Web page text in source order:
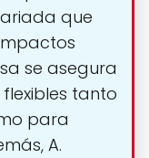
que
se asegura
tanto
para
A.